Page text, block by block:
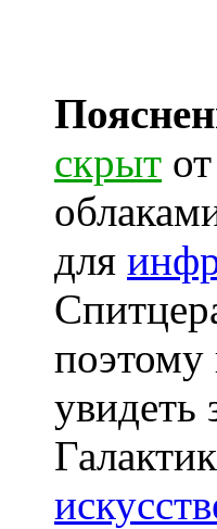
скрыт
для
поэтому
увидеть